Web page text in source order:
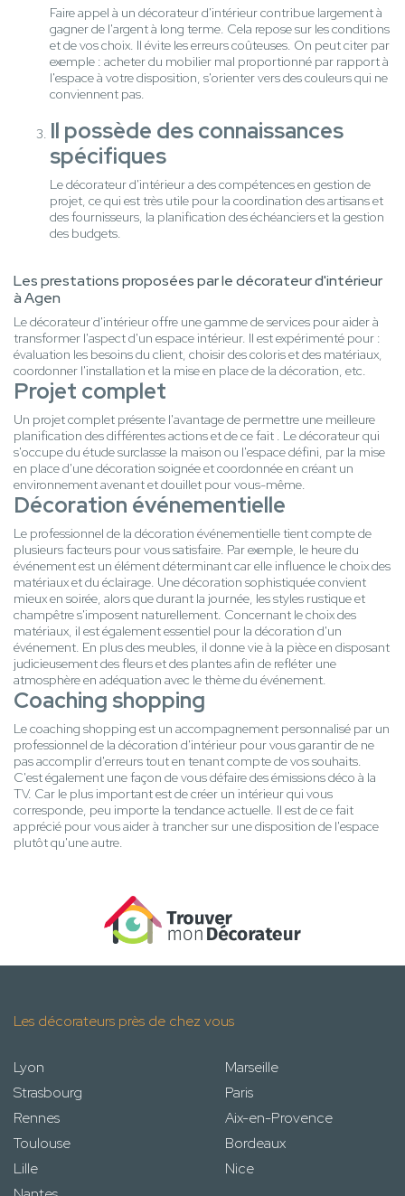
Faire appel à un décorateur d'intérieur contribue largement à
gagner de l'argent à long terme. Cela repose sur les conditions
et de vos choix. Il évite les erreurs coûteuses. On peut citer par
exemple : acheter du mobilier mal proportionné par rapport à
l'espace à votre disposition, s'orienter vers des couleurs qui ne
conviennent pas.
Il possède des connaissances
spécifiques
Le décorateur d'intérieur a des compétences en gestion de
projet, ce qui est très utile pour la coordination des artisans et
des fournisseurs, la planification des échéanciers et la gestion
des budgets.
Les prestations proposées par le décorateur d'intérieur
à Agen
Le décorateur d'intérieur offre une gamme de services pour aider à
transformer l'aspect d'un espace intérieur. Il est expérimenté pour :
évaluation les besoins du client, choisir des coloris et des matériaux,
coordonner l'installation et la mise en place de la décoration, etc.
Projet complet
Un projet complet présente l'avantage de permettre une meilleure
planification des différentes actions et de ce fait . Le décorateur qui
s'occupe du étude surclasse la maison ou l'espace défini, par la mise
en place d'une décoration soignée et coordonnée en créant un
environnement avenant et douillet pour vous-même.
Décoration événementielle
Le professionnel de la décoration événementielle tient compte de
plusieurs facteurs pour vous satisfaire. Par exemple, le heure du
événement est un élément déterminant car elle influence le choix des
matériaux et du éclairage. Une décoration sophistiquée convient
mieux en soirée, alors que durant la journée, les styles rustique et
champêtre s'imposent naturellement. Concernant le choix des
matériaux, il est également essentiel pour la décoration d'un
événement. En plus des meubles, il donne vie à la pièce en disposant
judicieusement des fleurs et des plantes afin de refléter une
atmosphère en adéquation avec le thème du événement.
Coaching shopping
Le coaching shopping est un accompagnement personnalisé par un
professionnel de la décoration d'intérieur pour vous garantir de ne
pas accomplir d'erreurs tout en tenant compte de vos souhaits.
C'est également une façon de vous défaire des émissions déco à la
TV. Car le plus important est de créer un intérieur qui vous
corresponde, peu importe la tendance actuelle. Il est de ce fait
apprécié pour vous aider à trancher sur une disposition de l'espace
plutôt qu'une autre.
Les décorateurs près de chez vous
Lyon
Marseille
Strasbourg
Paris
Rennes
Aix-en-Provence
Toulouse
Bordeaux
Lille
Nice